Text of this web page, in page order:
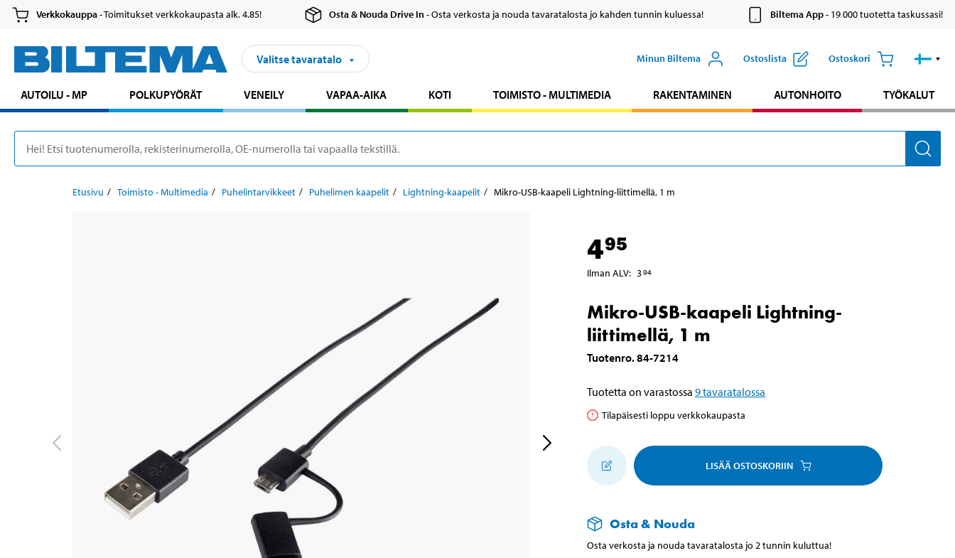
Verkkokauppa- Toimitukset verkkokaupasta alk. 4.85! Osta & Nouda Drive In- Osta verkosta ja nouda tavaratalosta jo kahden tunnin kuluessa! Biltema App- 19 000 tuotetta taskussasi!
Valitse tavaratalo Minun Biltema Ostoslista Ostoskori
AUTOILU - MP POLKUPYÖRÄT VENEILY VAPAA-AIKA KOTI TOIMISTO - MULTIMEDIA RAKENTAMINEN AUTONHOITO TYÖKALUT
Etusivu Toimisto - Multimedia Puhelintarvikkeet Puhelimen kaapelit Lightning-kaapelit Mikro-USB-kaapeli Lightning-liittimellä, 1 m
495
Ilman ALV: 394
Mikro-USB-kaapeli Lightning-
liittimellä, 1 m
Tuotenro.84-7214
Tuotetta on varastossa 9tavaratalossa
Tilapäisesti loppu verkkokaupasta
LISÄÄ OSTOSKORIIN
Osta & Nouda
Osta verkosta ja nouda tavaratalosta jo 2 tunnin kuluttua!